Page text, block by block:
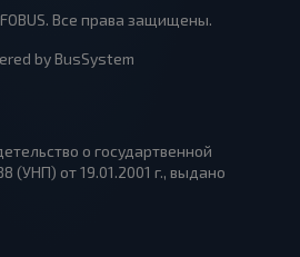
Все права защищены.
by BusSystem
о государтвенной
(УНП) от 19.01.2001 г., выдано